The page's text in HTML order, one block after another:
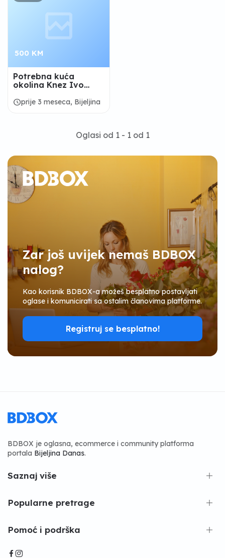
500 KM
Potrebna kuća
okolina Knez Ivo
scheduleprije 3 meseca, Bijeljina
Oglasi od 1 - 1 od 1
Zar još uvijek nemaš BDBOX
nalog?
Kao korisnik BDBOX-a možeš besplatno postavljati
oglase i komunicirati sa ostalim članovima platforme.
Registruj se besplatno!
BDBOX je oglasna, ecommerce i community platforma
portala Bijeljina Danas.
Saznaj više
Popularne pretrage
Pomoć i podrška